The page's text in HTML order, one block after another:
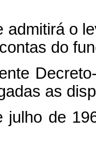
admitirá o
do
as
julho de